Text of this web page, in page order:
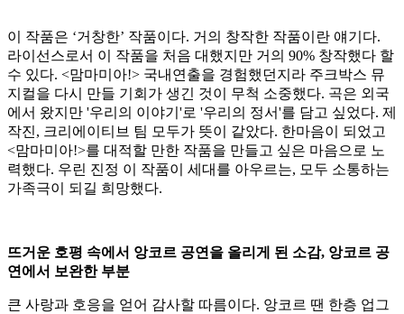
이 작품은 ‘거창한’ 작품이다. 거의 창작한 작품이란 얘기다.
라이선스로서 이 작품을 처음 대했지만 거의 90% 창작했다 할
수 있다. <맘마미아!> 국내연출을 경험했던지라 주크박스 뮤
지컬을 다시 만들 기회가 생긴 것이 무척 소중했다. 곡은 외국
에서 왔지만 '우리의 이야기'로 '우리의 정서'를 담고 싶었다. 제
작진, 크리에이티브 팀 모두가 뜻이 같았다. 한마음이 되었고
<맘마미아!>를 대적할 만한 작품을 만들고 싶은 마음으로 노
력했다. 우린 진정 이 작품이 세대를 아우르는, 모두 소통하는
가족극이 되길 희망했다.
뜨거운 호평 속에서 앙코르 공연을 올리게 된 소감, 앙코르 공
연에서 보완한 부분
큰 사랑과 호응을 얻어 감사할 따름이다. 앙코르 땐 한층 업그